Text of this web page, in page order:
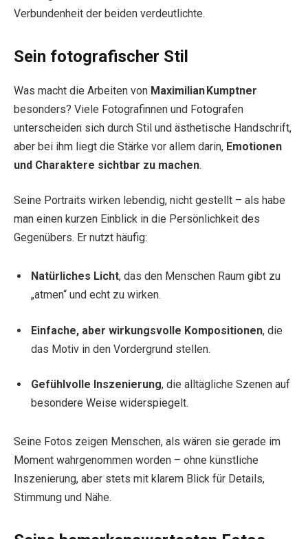
Verbundenheit der beiden verdeutlichte.
Sein fotografischer Stil
Was macht die Arbeiten von Maximilian Kumptner
besonders? Viele Fotografinnen und Fotografen
unterscheiden sich durch Stil und ästhetische Handschrift,
aber bei ihm liegt die Stärke vor allem darin, Emotionen
und Charaktere sichtbar zu machen.
Seine Portraits wirken lebendig, nicht gestellt – als habe
man einen kurzen Einblick in die Persönlichkeit des
Gegenübers. Er nutzt häufig:
Natürliches Licht, das den Menschen Raum gibt zu
„atmen“ und echt zu wirken.
Einfache, aber wirkungsvolle Kompositionen, die
das Motiv in den Vordergrund stellen.
Gefühlvolle Inszenierung, die alltägliche Szenen auf
besondere Weise widerspiegelt.
Seine Fotos zeigen Menschen, als wären sie gerade im
Moment wahrgenommen worden – ohne künstliche
Inszenierung, aber stets mit klarem Blick für Details,
Stimmung und Nähe.